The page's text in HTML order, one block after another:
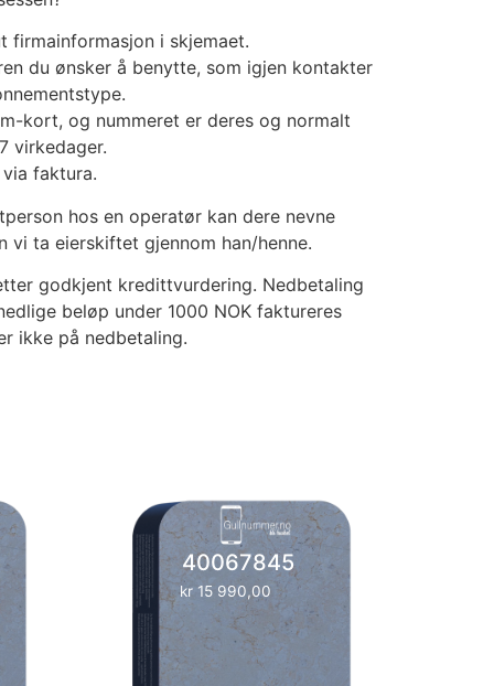
firmainformasjon i skjemaet.
du ønsker å benytte, som igjen kontakter
kort, og nummeret er deres og normalt
virkedager.
faktura.
hos en operatør kan dere nevne
vi ta eierskiftet gjennom han/henne.
godkjent kredittvurdering. Nedbetaling
beløp under 1000 NOK faktureres
ikke på nedbetaling.
40067845
kr15 990,00